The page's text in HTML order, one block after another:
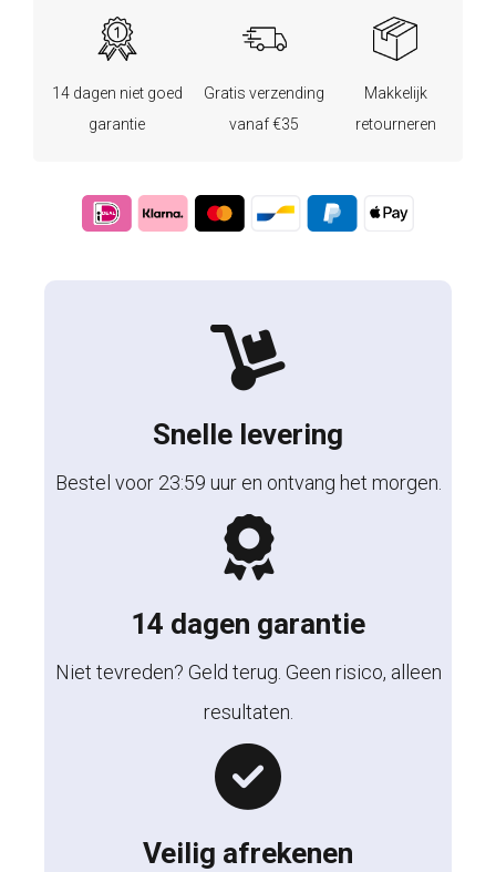
14 dagen niet goed
garantie
Gratis verzending
vanaf €35
Makkelijk
retourneren
Snelle levering
Bestel voor 23:59 uur en ontvang het morgen.
14 dagen garantie
Niet tevreden? Geld terug. Geen risico, alleen
resultaten.
Veilig afrekenen